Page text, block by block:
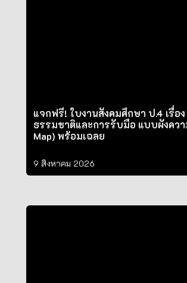
แจกฟรี! ใบงานสังคมศึกษา ป.4 เรื่อ
ธรรมชาติและการรับมือ แบบผังควา
Map) พร้อมเฉลย
9 สิงหาคม 2026